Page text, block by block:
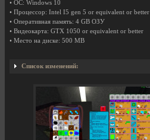
• ОС: Windows 10
• Процессор: Intel I5 gen 5 or equivalent or better
• Оперативная память: 4 GB ОЗУ
• Видеокарта: GTX 1050 or equivalent or better
• Место на диске: 500 MB
Список изменений: